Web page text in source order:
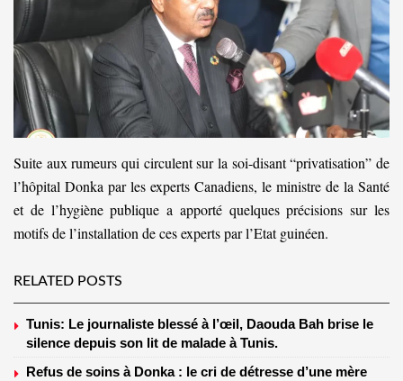
Suite aux rumeurs qui circulent sur la soi-disant “privatisation” de
l’hôpital Donka par les experts Canadiens, le ministre de la Santé
et de l’hygiène publique a apporté quelques précisions sur les
motifs de l’installation de ces experts par l’Etat guinéen.
RELATED POSTS
Tunis: Le journaliste blessé à l’œil, Daouda Bah brise le
silence depuis son lit de malade à Tunis.
Refus de soins à Donka : le cri de détresse d’une mère